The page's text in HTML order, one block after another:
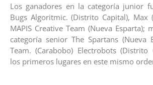
Los ganadores en la categoría junior
Bugs Algoritmic. (Distrito Capital), Max
MAPIS Creative Team (Nueva Esparta);
categoría senior The Spartans (Nueva
Team. (Carabobo) Electrobots (Distrito
los primeros lugares en este mismo